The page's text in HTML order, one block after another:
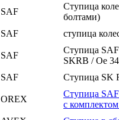
SAF
Ступица
болтами)
SAF ступица
SAF
Ступица
SKRB / Oe
SAF Ступица SK
OREX
Ступица
с